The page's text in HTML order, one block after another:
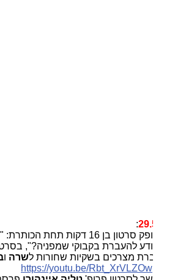
בן 16 דקות תחת הכותרת: "האם אכן
להעברת בקבוקי שמפניה?", בסרטון
מצרכים בשקיות שחורות לשרהוביבי -
https://youtu.be/Rbt_XrVLZOw